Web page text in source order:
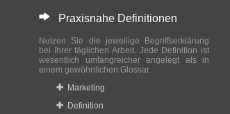
Praxisnahe Definitionen
Nutzen Sie die jeweilige Begriffserklärung
bei Ihrer täglichen Arbeit. Jede Definition ist
wesentlich umfangreicher angelegt als in
einem gewöhnlichen Glossar.
Marketing
Definition